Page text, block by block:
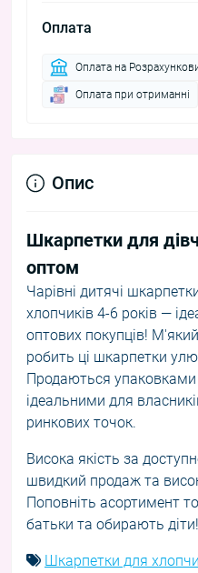
Оплата
Оплата на
Оплата при отриманні
Опис
Шкарпетки для
оптом
Чарівні дитячі
хлопчиків 4-6 років —
оптових покупців!
робить ці шкарпетки
Продаються
ідеальними для
ринкових точок.
Висока якість за
швидкий продаж та
Поповніть асортимент
батьки та обирають діти!
Шкарпетки для